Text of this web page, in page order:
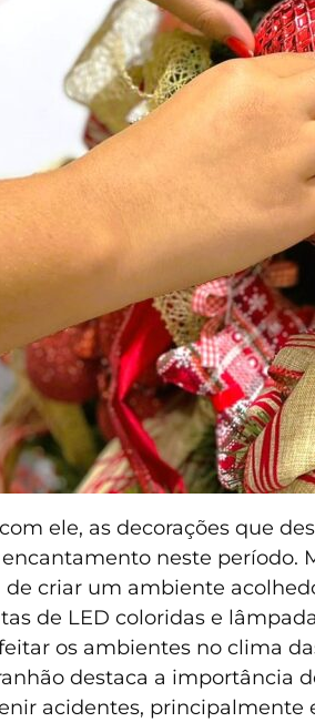
ele, as decorações que
neste período.
de criar um ambiente
de LED coloridas e
os ambientes no clima
destaca a importância
acidentes, principalmente